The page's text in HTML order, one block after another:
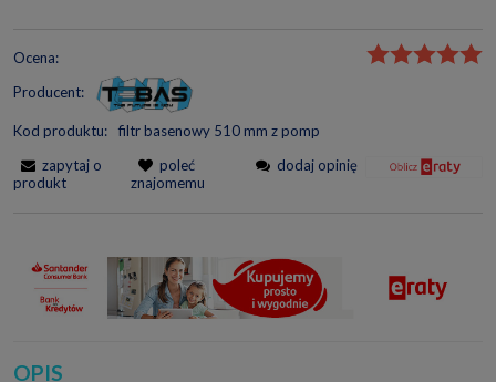
Ocena:
Producent:
Kod produktu:
filtr basenowy 510 mm z pomp
zapytaj o
produkt
poleć
znajomemu
dodaj opinię
OPIS